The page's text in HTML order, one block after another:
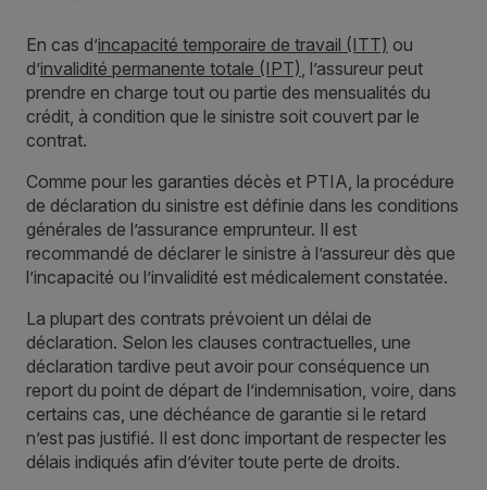
En cas d’incapacité temporaire de travail (ITT) ou
d’invalidité permanente totale (IPT) , l’assureur peut
prendre en charge tout ou partie des mensualités du
crédit, à condition que le sinistre soit couvert par le
contrat.
Comme pour les garanties décès et PTIA, la procédure
de déclaration du sinistre est définie dans les conditions
générales de l’assurance emprunteur. Il est
recommandé de déclarer le sinistre à l’assureur dès que
l’incapacité ou l’invalidité est médicalement constatée.
La plupart des contrats prévoient un délai de
déclaration. Selon les clauses contractuelles, une
déclaration tardive peut avoir pour conséquence un
report du point de départ de l’indemnisation, voire, dans
certains cas, une déchéance de garantie si le retard
n’est pas justifié. Il est donc important de respecter les
délais indiqués afin d’éviter toute perte de droits.